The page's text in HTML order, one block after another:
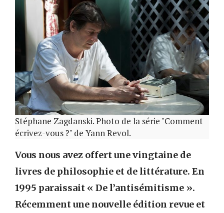
Stéphane Zagdanski. Photo de la série "Comment
écrivez-vous ?" de Yann Revol.
Vous nous avez offert une vingtaine de
livres de philosophie et de littérature. En
1995 paraissait « De l’antisémitisme ».
Récemment une nouvelle édition revue et